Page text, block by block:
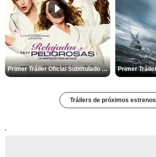
Primer Tráiler Oficial Subtitulado de 'Relajadas y Muy Peligrosas'
Tráilers de próximos estrenos
'